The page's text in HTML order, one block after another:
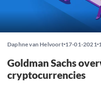
Daphne van Helvoort 17-01-2021
Goldman Sachs
cryptocurrencies